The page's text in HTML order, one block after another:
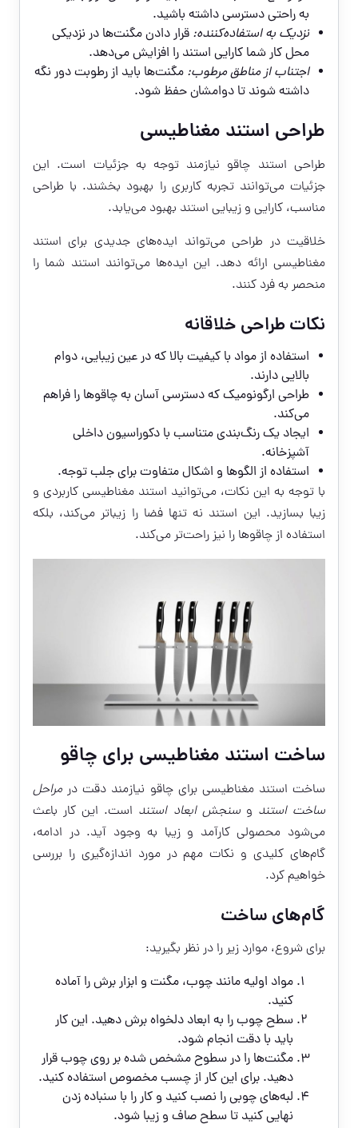
به راحتی دسترسی داشته باشید.
نزدیک به استفاده‌کننده: قرار دادن مگنت‌ها در نزدیکی
محل کار شما کارایی استند را افزایش می‌دهد.
اجتناب از مناطق مرطوب: مگنت‌ها باید از رطوبت دور نگه
داشته شوند تا دوامشان حفظ شود.
طراحی استند مغناطیسی
طراحی استند چاقو نیازمند توجه به جزئیات است. این
جزئیات می‌توانند تجربه کاربری را بهبود بخشند. با طراحی
مناسب، کارایی و زیبایی استند بهبود می‌یابد.
خلاقیت در طراحی می‌تواند ایده‌های جدیدی برای استند
مغناطیسی ارائه دهد. این ایده‌ها می‌توانند استند شما را
منحصر به فرد کنند.
نکات طراحی خلاقانه
استفاده از مواد با کیفیت بالا که در عین زیبایی، دوام
بالایی دارند.
طراحی ارگونومیک که دسترسی آسان به چاقوها را فراهم
می‌کند.
ایجاد یک رنگ‌بندی متناسب با دکوراسیون داخلی
آشپزخانه.
استفاده از الگوها و اشکال متفاوت برای جلب توجه.
با توجه به این نکات، می‌توانید استند مغناطیسی کاربردی و
زیبا بسازید. این استند نه تنها فضا را زیباتر می‌کند، بلکه
استفاده از چاقوها را نیز راحت‌تر می‌کند.
ساخت استند مغناطیسی برای چاقو
ساخت استند مغناطیسی برای چاقو نیازمند دقت در مراحل
ساخت استند وسنجش ابعاد استند است. این کار باعث
می‌شود محصولی کارآمد و زیبا به وجود آید. در ادامه،
گام‌های کلیدی و نکات مهم در مورد اندازه‌گیری را بررسی
خواهیم کرد.
گام‌های ساخت
برای شروع، موارد زیر را در نظر بگیرید:
مواد اولیه مانند چوب، مگنت و ابزار برش را آماده
کنید.
سطح چوب را به ابعاد دلخواه برش دهید. این کار
باید با دقت انجام شود.
مگنت‌ها را در سطوح مشخص شده بر روی چوب قرار
دهید. برای این کار از چسب مخصوص استفاده کنید.
لبه‌های چوبی را نصب کنید و کار را با سنباده زدن
نهایی کنید تا سطح صاف و زیبا شود.